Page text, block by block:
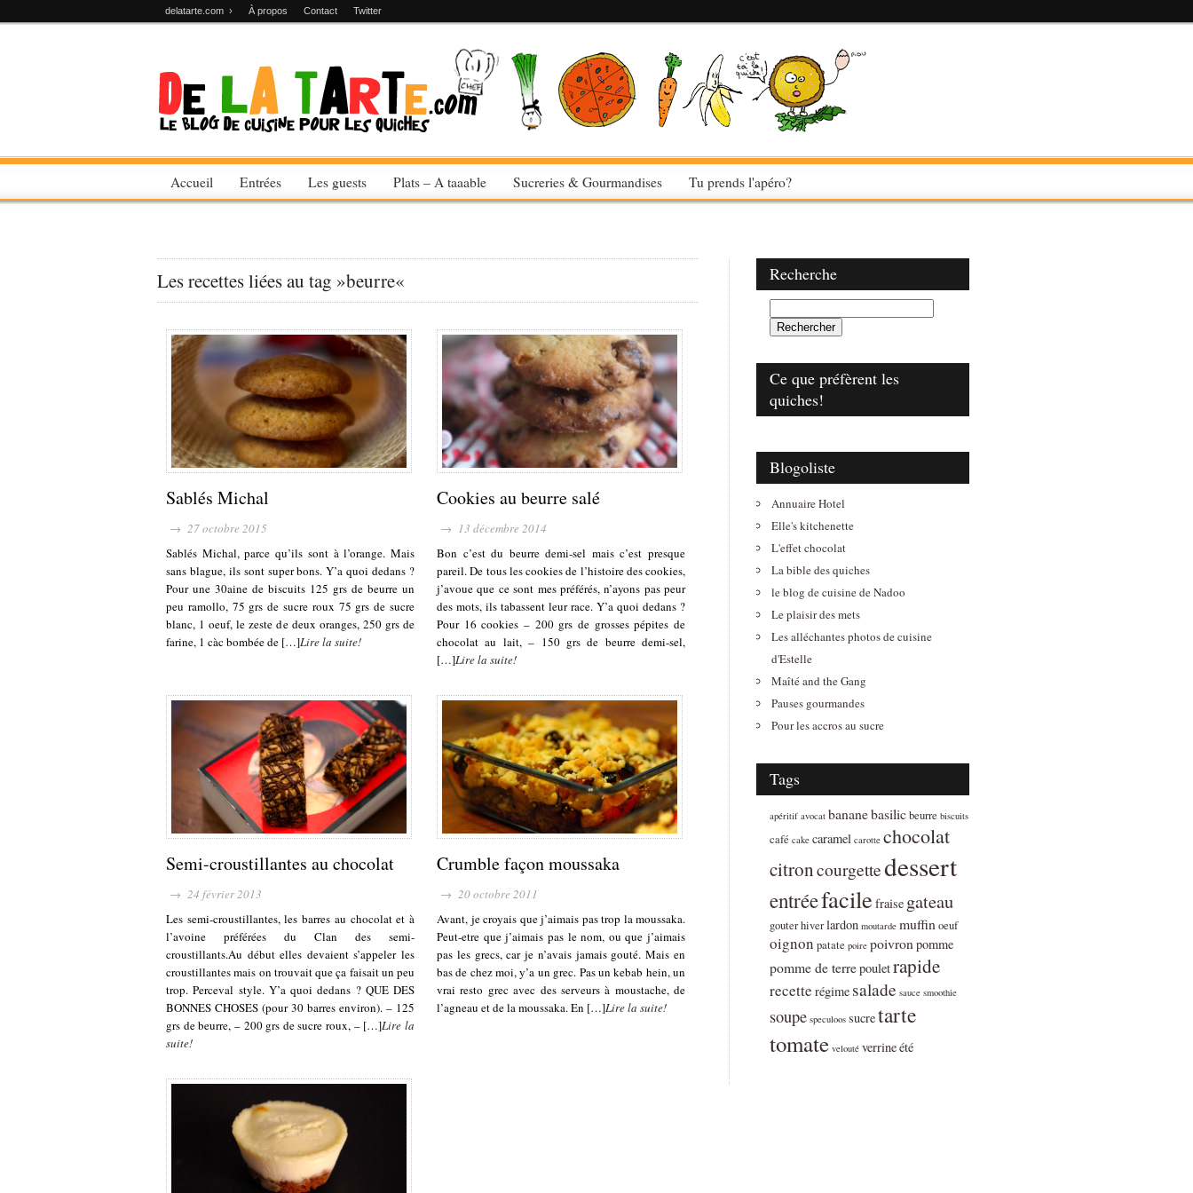
delatarte.com › À propos Contact Twitter
Accueil Entrées Les guests Plats – A taaable Sucreries & Gourmandises Tu prends l'apéro?
Les recettes liées au tag »beurre«
Sablés Michal
→ 27 octobre 2015
Sablés Michal, parce qu’ils sont à l’orange. Mais
sans blague, ils sont super bons. Y’a quoi dedans ?
Pour une 30aine de biscuits 125 grs de beurre un
peu ramollo, 75 grs de sucre roux 75 grs de sucre
blanc, 1 oeuf, le zeste de deux oranges, 250 grs de
farine, 1 càc bombée de […]Lire la suite!
Cookies au beurre salé
→ 13 décembre 2014
Bon c’est du beurre demi-sel mais c’est presque
pareil. De tous les cookies de l’histoire des cookies,
j’avoue que ce sont mes préférés, n’ayons pas peur
des mots, ils tabassent leur race. Y’a quoi dedans ?
Pour 16 cookies – 200 grs de grosses pépites de
chocolat au lait, – 150 grs de beurre demi-sel,
[…]Lire la suite!
Semi-croustillantes au chocolat
→ 24 février 2013
Les semi-croustillantes, les barres au chocolat et à
l’avoine préférées du Clan des semi-
croustillants.Au début elles devaient s’appeler les
croustillantes mais on trouvait que ça faisait un peu
trop. Perceval style. Y’a quoi dedans ? QUE DES
BONNES CHOSES (pour 30 barres environ). – 125
grs de beurre, – 200 grs de sucre roux, – […]Lire la
suite!
Crumble façon moussaka
→ 20 octobre 2011
Avant, je croyais que j’aimais pas trop la moussaka.
Peut-etre que j’aimais pas le nom, ou que j’aimais
pas les grecs, car je n’avais jamais gouté. Mais en
bas de chez moi, y’a un grec. Pas un kebab hein, un
vrai resto grec avec des serveurs à moustache, de
l’agneau et de la moussaka. En […]Lire la suite!
Recherche
Ce que préfèrent les
quiches!
Blogoliste
Annuaire Hotel
Elle's kitchenette
L'effet chocolat
La bible des quiches
le blog de cuisine de Nadoo
Le plaisir des mets
Les alléchantes photos de cuisine
d'Estelle
Maîté and the Gang
Pauses gourmandes
Pour les accros au sucre
Tags
apéritif avocat bananebasilicbeurre biscuits
café cake caramel carotte chocolat
citroncourgettedessert
entréefacile fraise gateau
gouterhiverlardon moutarde muffin oeuf
oignon patate poire poivron pomme
pomme de terrepouletrapide
recette régime salade sauce smoothie
soupe speculoos sucretarte
tomate velouté verrineété